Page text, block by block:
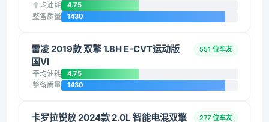
平均油耗 4.75
整备质量 1430
雷凌 2019款 双擎 1.8H E-CVT运动版
国VI
551 位车友
平均油耗 4.75
整备质量 1430
卡罗拉锐放 2024款 2.0L 智能电混双擎
277 位车友